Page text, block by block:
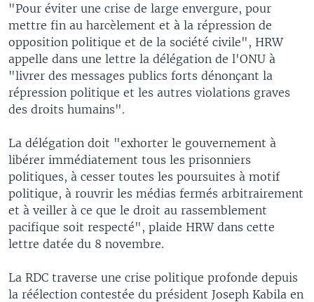
"Pour éviter une crise de large envergure, pour
mettre fin au harcèlement et à la répression de
opposition politique et de la société civile", HRW
appelle dans une lettre la délégation de l'ONU à
"livrer des messages publics forts dénonçant la
répression politique et les autres violations graves
des droits humains".
La délégation doit "exhorter le gouvernement à
libérer immédiatement tous les prisonniers
politiques, à cesser toutes les poursuites à motif
politique, à rouvrir les médias fermés arbitrairement
et à veiller à ce que le droit au rassemblement
pacifique soit respecté", plaide HRW dans cette
lettre datée du 8 novembre.
La RDC traverse une crise politique profonde depuis
la réélection contestée du président Joseph Kabila en